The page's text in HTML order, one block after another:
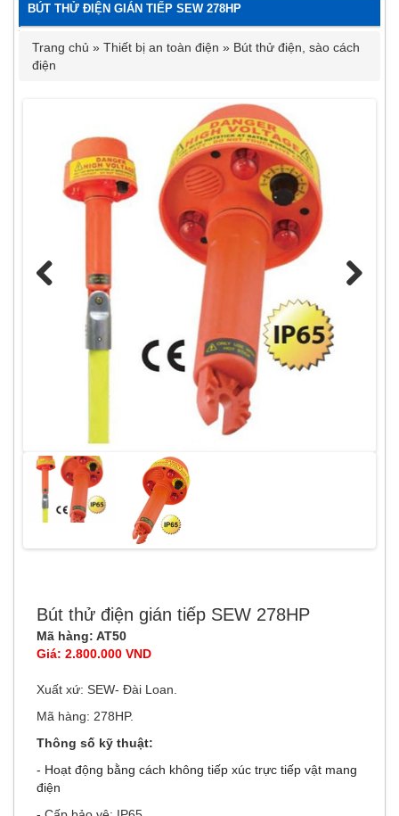
BÚT THỬ ĐIỆN GIÁN TIẾP SEW 278HP
Trang chủ » Thiết bị an toàn điện » Bút thử điện, sào cách
điện
Bút thử điện gián tiếp SEW 278HP
Mã hàng: AT50
Giá: 2.800.000 VND
Xuất xứ: SEW- Đài Loan.
Mã hàng: 278HP.
Thông số kỹ thuật:
- Hoạt động bằng cách không tiếp xúc trực tiếp vật mang
điện